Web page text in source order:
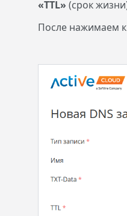
«TTL» (срок
После нажимаем